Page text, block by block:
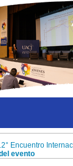
Encuentro
evento